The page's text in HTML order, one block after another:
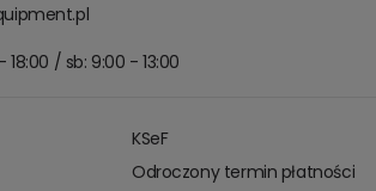
/ sb: 9:00 - 13:00
KSeF
Odroczony termin płatności